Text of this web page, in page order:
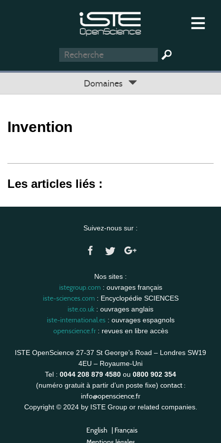
Domaines
Invention
Les articles liés :
Suivez-nous sur :
Nos sites :
istegroup.com: ouvrages français
iste-sciences.com: Encyclopédie SCIENCES
iste.co.uk : ouvrages anglais
iste-international.es: ouvrages espagnols
openscience.fr: revues en libre accès
ISTE OpenScience 27-37 St George’s Road – Londres SW19
4EU – Royaume-Uni
Tel : 0044 208 879 4580 ou 0800 902 354
(numéro gratuit à partir d’un poste fixe) contact :
info@openscience.fr
Copyright © 2024 by ISTE Group or related companies.
English | Français